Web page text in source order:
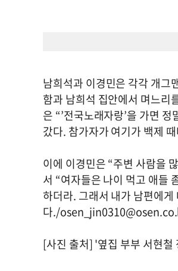
남희석과 이경민은 각각 개그
함과 남희석 집안에서 며느리
은 “’전국노래자랑’을 가면
갔다. 참가자가 여기가 백제
이에 이경민은 “주변 사람을
서 “여자들은 나이 먹고 애들
하더라. 그래서 내가 남편에
다./
[사진 출처] '옆집 부부 서현철